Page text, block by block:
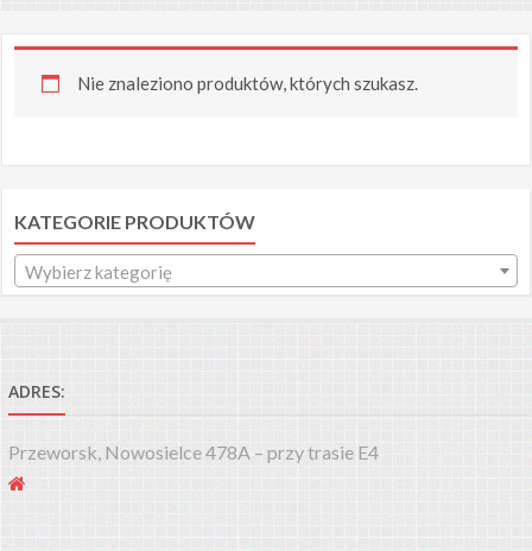
Nie znaleziono produktów, których szukasz.
KATEGORIE PRODUKTÓW
Wybierz kategorię
ADRES:
Przeworsk, Nowosielce 478A – przy trasie E4